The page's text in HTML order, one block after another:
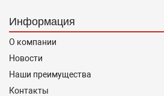
Информация
О компании
Новости
Наши преимущества
Контакты